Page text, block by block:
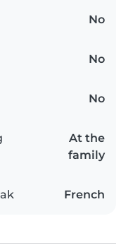
No
No
No
At the
family
French